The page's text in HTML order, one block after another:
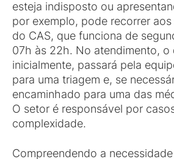
esteja indisposto ou
por exemplo, pode recorrer
do CAS, que funciona de
07h às 22h. No atendimento, o
inicialmente, passará pela
para uma triagem e, se
encaminhado para uma das
O setor é responsável por
complexidade.
Compreendendo a